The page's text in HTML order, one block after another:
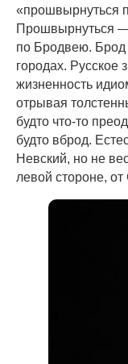
«прошвырнуться
Прошвырнуться —
по Бродвею. Брод
городах. Русское
жизненность
отрывая
будто что-то
будто вброд.
Невский, но не
левой стороне,